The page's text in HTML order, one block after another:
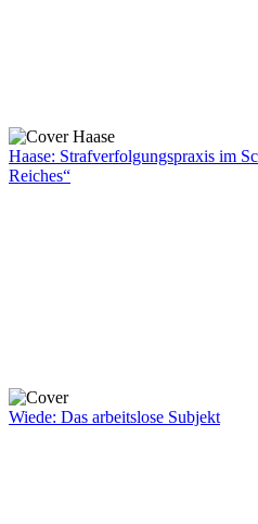
Haase: Strafverfolgungspraxis im
Reiches“
Wiede: Das arbeitslose Subjekt